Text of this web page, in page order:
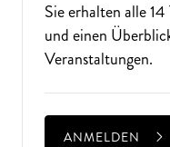
Sie erhalten alle
und einen
Veranstaltungen.
ANMELDEN